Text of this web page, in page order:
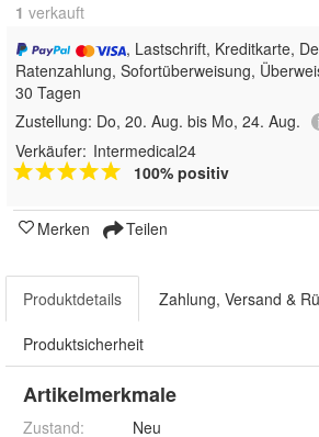
1 verkauft
, Lastschrift, Kreditkarte,
Ratenzahlung, Sofortüberweisung,
30 Tagen
Zustellung: Do, 20. Aug. bis Mo, 24. Aug.
Verkäufer: Intermedical24
100% positiv
Merken Teilen
Produktdetails Zahlung, Versand &
Produktsicherheit
Artikelmerkmale
Zustand:
Neu